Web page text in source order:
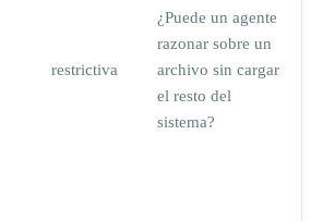
restrictiva
¿Puede un agente
razonar sobre un
archivo sin cargar
el resto del
sistema?